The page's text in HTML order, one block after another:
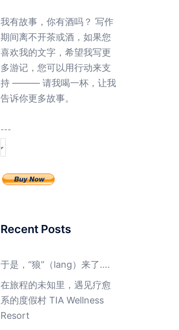
我有故事，你有酒吗？ 写作
期间离不开茶或酒，如果您
喜欢我的文字，希望我写更
多游记，您可以用行动来支
持 ——— 请我喝一杯，让我
告诉你更多故事。
---
Recent Posts
于是，“狼”（lang）来了….
在旅程的未知里，遇见疗愈
系的度假村 TIA Wellness
Resort